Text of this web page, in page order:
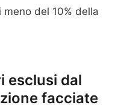
meno del 10% della
esclusi dal
facciate